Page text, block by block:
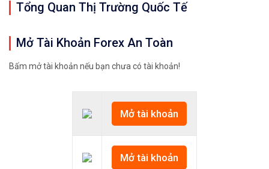
Tổng Quan Thị Trường Quốc Tế
Mở Tài Khoản Forex An Toàn
Bấm mở tài khoản nếu bạn chưa có tài khoản!
Mở tài khoản
Mở tài khoản